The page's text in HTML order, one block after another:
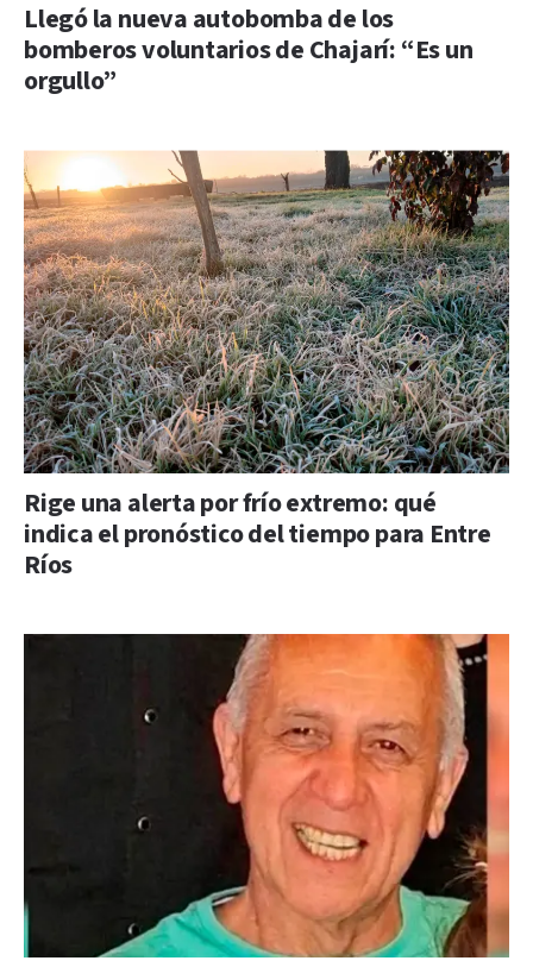
Llegó la nueva autobomba de los
bomberos voluntarios de Chajarí: “Es un
orgullo”
Rige una alerta por frío extremo: qué
indica el pronóstico del tiempo para Entre
Ríos